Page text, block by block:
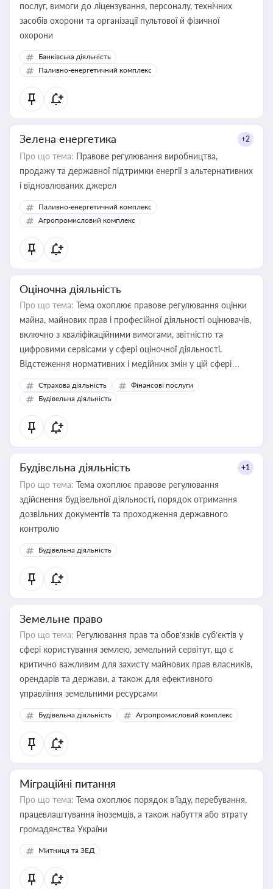
послуг, вимоги до ліцензування, персоналу, технічних
засобів охорони та організації пультової й фізичної
охорони
Банківська діяльність
Паливно-енергетичний комплекс
Зелена енергетика +2
Про що тема: Правове регулювання виробництва,
продажу та державної підтримки енергії з альтернативних
і відновлюваних джерел
Паливно-енергетичний комплекс
Агропромисловий комплекс
Оціночна діяльність
Про що тема: Тема охоплює правове регулювання оцінки
майна, майнових прав і професійної діяльності оцінювачів,
включно з кваліфікаційними вимогами, звітністю та
цифровими сервісами у сфері оціночної діяльності.
Відстеження нормативних і медійних змін у цій сфері
корисне для власника бізнесу, керівника, юриста або
бухгалтера під час оподаткування, приватизації, оренди
державного майна, корпоративних угод і перевірки
статусу суб'єктів оціночної діяльності
Страхова діяльність
Фінансові послуги
Будівельна діяльність
Будівельна діяльність +1
Про що тема: Тема охоплює правове регулювання
здійснення будівельної діяльності, порядок отримання
дозвільних документів та проходження державного
контролю
Будівельна діяльність
Земельне право
Про що тема: Регулювання прав та обов’язків суб’єктів у
сфері користування землею, земельний сервітут, що є
критично важливим для захисту майнових прав власників,
орендарів та держави, а також для ефективного
управління земельними ресурсами
Будівельна діяльність Агропромисловий комплекс
Міграційні питання
Про що тема: Тема охоплює порядок в’їзду, перебування,
працевлаштування іноземців, а також набуття або втрату
громадянства України
Митниця та ЗЕД